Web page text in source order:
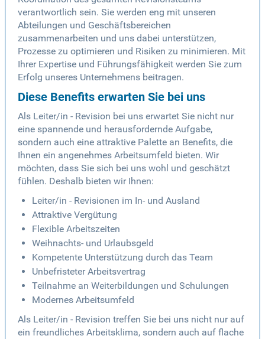
verantwortlich sein. Sie werden eng mit unseren
Abteilungen und Geschäftsbereichen
zusammenarbeiten und uns dabei unterstützen,
Prozesse zu optimieren und Risiken zu minimieren. Mit
Ihrer Expertise und Führungsfähigkeit werden Sie zum
Erfolg unseres Unternehmens beitragen.
Diese Benefits erwarten Sie bei uns
Als Leiter/in - Revision bei uns erwartet Sie nicht nur
eine spannende und herausfordernde Aufgabe,
sondern auch eine attraktive Palette an Benefits, die
Ihnen ein angenehmes Arbeitsumfeld bieten. Wir
möchten, dass Sie sich bei uns wohl und geschätzt
fühlen. Deshalb bieten wir Ihnen:
Leiter/in - Revisionen im In- und Ausland
Attraktive Vergütung
Flexible Arbeitszeiten
Weihnachts- und Urlaubsgeld
Kompetente Unterstützung durch das Team
Unbefristeter Arbeitsvertrag
Teilnahme an Weiterbildungen und Schulungen
Modernes Arbeitsumfeld
Als Leiter/in - Revision treffen Sie bei uns nicht nur auf
ein freundliches Arbeitsklima, sondern auch auf flache